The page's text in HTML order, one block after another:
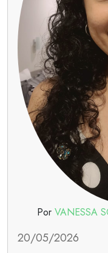
Por VANESSA
20/05/2026